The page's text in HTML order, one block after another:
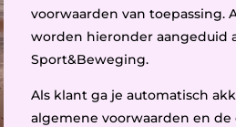
voorwaarden van toepassing.
worden hieronder aangeduid
Sport&Beweging.
Als klant ga je automatisch
algemene voorwaarden en de